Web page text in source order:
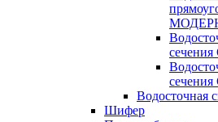
Водосточная
Шифер